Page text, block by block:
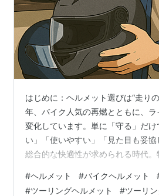
はじめに：ヘルメット選びは“走り
年、バイク人気の再燃とともに、
変化しています。単に「守る」だけ
い」「使いやすい」「見た目も妥協
総合的な快適性が求められる時代。
支える重要なアイテムです。 今回
#ヘルメット #バイクヘルメット
#ツーリングヘルメット #ツーリ